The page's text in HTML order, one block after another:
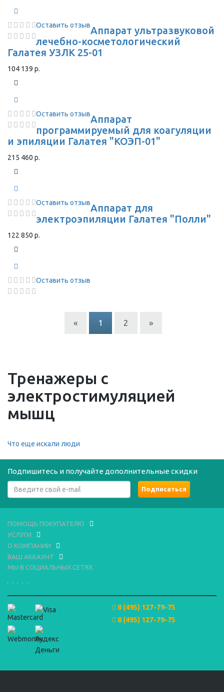
Оставить отзывАппарат ультразвуковой
лечебно-косметологический
Галатея УЗЛК 25-01
104 139 р.
Оставить отзывАппарат
программируемый для коагуляции
и эпиляции Галатея "КОЭП-01"
215 460 р.
Оставить отзывАппарат для
электроэпиляции Галатея "Полли"
122 850 р.
Оставить отзыв
« 1 2 »
Тренажеры с
электростимуляцией
мышц
Что еще искали люди
Подпишитесь и получайте дополнительные скидки
ПОМОЩЬ ПОКУПАТЕЛЮ
УСЛУГИ
О КОМПАНИИ
ВАШ АККАУНТ
МЫ В СОЦИАЛЬНЫХ СЕТЯХ
8 (495) 127-79-75
8 (495) 127-79-75